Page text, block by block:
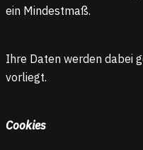
ein Mindestmaß.
Ihre Daten werden dabei
vorliegt.
Cookies